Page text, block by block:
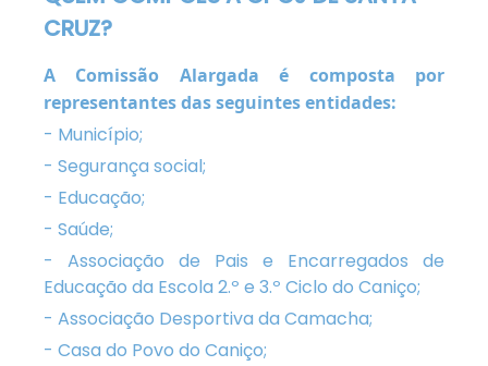
CRUZ?
A Comissão Alargada é composta por
representantes das seguintes entidades:
- Município;
- Segurança social;
- Educação;
- Saúde;
- Associação de Pais e Encarregados de
Educação da Escola 2.º e 3.º Ciclo do Caniço;
- Associação Desportiva da Camacha;
- Casa do Povo do Caniço;